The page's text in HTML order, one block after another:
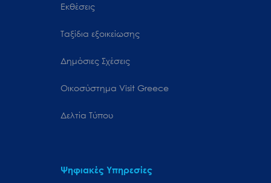
Εκθέσεις
Ταξίδια εξοικείωσης
Δημόσιες Σχέσεις
Oικοσύστημα Visit Greece
Δελτία Τύπου
Ψηφιακές Υπηρεσίες